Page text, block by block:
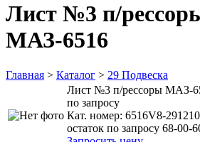
Лист №3 п/
МАЗ-6516
Главная > Каталог > 29 Подвеска
Лист №3 п/рессоры МАЗ-
по запросу
Кат. номер: 6516V8-
остаток по запросу 68-00-